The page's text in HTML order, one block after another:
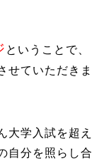
ということで、
せていただきま
大学入試を超え
自分を照らし合